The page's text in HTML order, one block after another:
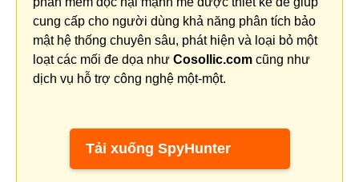
cung cấp cho người dùng khả năng phân tích bảo
mật hệ thống chuyên sâu, phát hiện và loại bỏ một
loạt các mối đe dọa như Cosollic.com cũng như
dịch vụ hỗ trợ công nghệ một-một.
Tải xuống SpyHunter